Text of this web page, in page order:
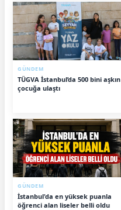
GÜNDEM
TÜGVA İstanbul’da 500 bini aşkın
çocuğa ulaştı
GÜNDEM
İstanbul'da en yüksek puanla
öğrenci alan liseler belli oldu